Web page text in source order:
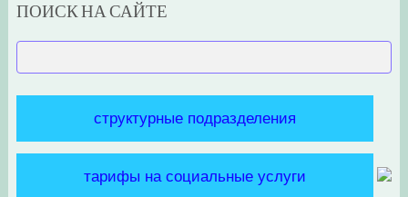
ПОИСК НА САЙТЕ
структурные подразделения
тарифы на социальные услуги